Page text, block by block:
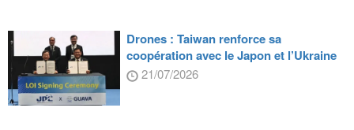
Drones : Taiwan renforce sa
coopération avec le Japon et l’Ukraine
21/07/2026